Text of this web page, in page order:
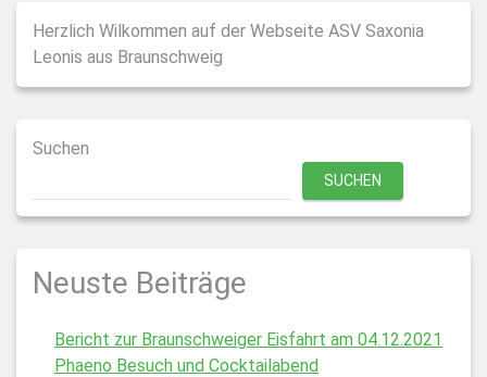
Herzlich Wilkommen auf der Webseite ASV Saxonia
Leonis aus Braunschweig
Suchen
SUCHEN
Neuste Beiträge
Bericht zur Braunschweiger Eisfahrt am 04.12.2021
Phaeno Besuch und Cocktailabend